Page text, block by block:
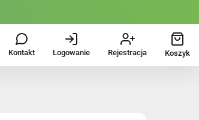
Kontakt Logowanie Rejestracja Koszyk